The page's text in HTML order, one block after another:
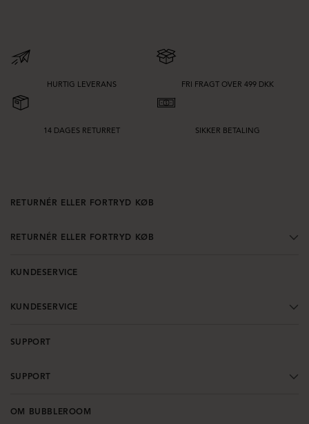
HURTIG LEVERANS FRI FRAGT OVER 499 DKK
14 DAGES RETURRET SIKKER BETALING
RETURNÉR ELLER FORTRYD KØB
RETURNÉR ELLER FORTRYD KØB
KUNDESERVICE
KUNDESERVICE
SUPPORT
SUPPORT
OM BUBBLEROOM